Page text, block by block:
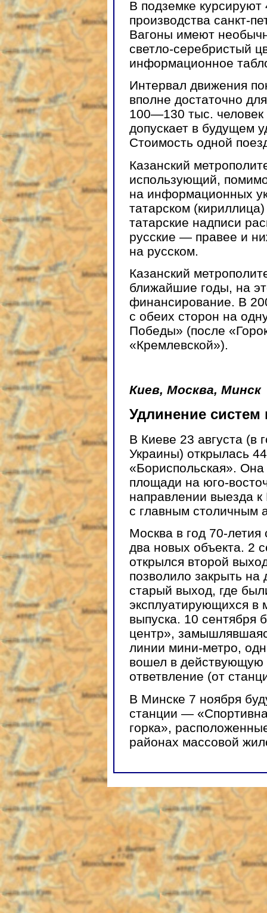
В подземке курсируют
производства санкт-
Вагоны имеют
светло-серебристый
информационное
Интервал движения
вполне достаточно
100—130 тыс. человек
допускает в будущем
Стоимость одной
Казанский
использующий,
на информационных
татарском
татарские надписи
русские — правее и
на русском.
Казанский
ближайшие годы, на
финансирование. В
с обеих сторон на
Победы» (после
«Кремлевской»).
Киев, Москва, Минск
Удлинение систем
В Киеве 23 августа (в
Украины) открылась
«Бориспольская».
площади на юго-
направлении выезда
с главным столичным
Москва в год 70-летия
два новых объекта. 2
открылся второй
позволило закрыть
старый выход, где
эксплуатирующихся в
выпуска. 10 сентября
центр»,
линии мини-метро,
вошел в действующую
ответвление (от
В Минске 7 ноября
станции —
горка»,
районах массовой